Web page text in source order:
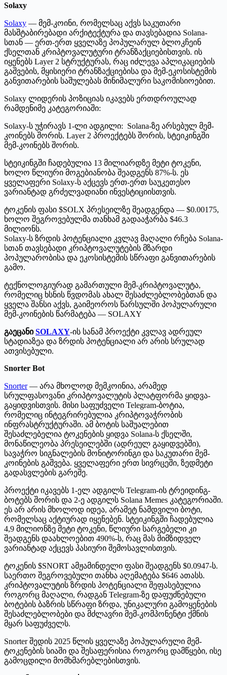
Solaxy
Solaxy — მემ-კოინი, რომელსაც აქვს საკუთარი
მასშტაბირებადი არქიტექტურა და თავსებადია Solana-
სთან — ერთ-ერთ ყველაზე პოპულარულ ბლოკჩეინ
ქსელთან კრიპტოვალუტური ტრანზაქციებისთვის. ის
იყენებს Layer 2 სტრუქტურას, რაც იძლევა აპლიკაციების
გაშვების, მყისიერი ტრანზაქციებისა და მემ-ეკოსისტემის
განვითარების საშულებას მინიმალური საკომისიოებით.
Solaxy ლიდერის პოზიციას იკავებს ერთდროულად
რამდენიმე კატეგორიაში:
Solaxy-ს უჭირავს 1-ლი ადგილი: Solana-ზე არსებულ მემ-
კოინებს შორის. Layer 2 პროექტებს შორის, სტეიკინგში
მემ-კოინებს შორის.
სტეიკინგში ჩადებულია 13 მილიარდზე მეტი ტოკენი,
ხოლო წლიური მოგებიანობა შეადგენს 87%-ს. ეს
ყველაფერი Solaxy-ს აქცევს ერთ-ერთ საუკეთესო
ვარიანტად გრძელვადიანი ინვესტიციისთვის.
ტოკენის ფასი $SOLX პრესეილზე შეადგენდა — $0.00175,
ხოლო შეგროვებულმა თანხამ გადააჭარბა $46.3
მილიონს.
Solaxy-ს ზრდის პოტენციალი კვლავ მაღალი რჩება Solana-
სთან თავსებადი კრიპტოვალუტების მზარდი
პოპულარობისა და ეკოსისტემის სწრაფი განვითარების
გამო.
ტექნოლოგიურად გამართული მემ-კრიპტოვალუტა,
რომელიც ხსნის წვდომას ახალ შესაძლებლობებთან და
ყველა შანსი აქვს, გაიმეოროს წარსულში პოპულარული
მემ-კოინების წარმატება — SOLAXY
გაეცანიSOLAXY-ის სანამ პროექტი კვლავ ადრეულ
სტადიაზეა და ზრდის პოტენციალი არ არის სრულად
ათვისებული.
Snorter Bot
Snorter— არა მხოლოდ მემკოინია, არამედ
სრულფასოვანი კრიპტოვალუტის პლატფორმა ყიდვა-
გაყიდვისთვის. მისი საფუძველი Telegram-ბოტია,
რომელიც ინტეგრირებულია კრიპტოვაჭრობის
ინფრასტრუქტურაში. ამ ბოტის საშუალებით
შესაძლებელია ტოკენების ყიდვა Solana-ს ქსელში,
მონაწილეობა პრესეილებში (ადრეულ გაყიდვებში),
სავაჭრო სიგნალების მონიტორინგი და საკუთარი მემ-
კოინების გაშვება. ყველაფერი ერთ სივრცეში, ზედმეტი
გადასვლების გარეშე.
პროექტი იკავებს 1-ელ ადგილს Telegram-ის ტრეიდინგ-
ბოტებს შორის და 2-ე ადგილს Solana Memes კატეგორიაში.
ეს არ არის მხოლოდ იდეა, არამეტ ნამდვილი ბოტი,
რომელსაც აქტიურად იყენებენ. სტეიკინგში ჩადებულია
4,9 მილიონზე მეტი ტოკენი, წლიური სარგებელი კი
შეადგენს დაახლოებით 490%-ს, რაც მას მიმზიდველ
ვარიანტად აქცევს პასიური შემოსავლისთვის.
ტოკენის $SNORT ამჟამინდელი ფასი შეადგენს $0.0947-ს.
საერთო შეგროვებული თანხა აღემატება $646 ათასს.
კრიპტოვალუტის ზრდის პოტენციალი შეფასებულია
როგორც მაღალი, რადგან Telegram-ზე დაფუძნებული
ბოტების ბაზრის სწრაფი ზრდა, უნიკალური გამოყენების
შესაძლებლობები და მძლავრი მემ-კომპონენტი ქმნის
მყარ საფუძველს.
Snorter შედის 2025 წლის ყველაზე პოპულარული მემ-
ტოკენების სიაში და შესაფერისია როგორც დამწყები, ისე
გამოცდილი მომხმარებლებისთვის.